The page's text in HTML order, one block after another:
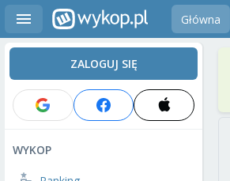
Główna
ZALOGUJ SIĘ
WYKOP